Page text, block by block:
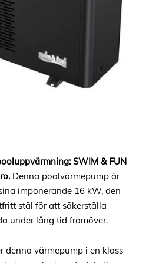
SWIM & FUN
Denna poolvärmepump är
imponerande 16 kW, den
stål för att säkerställa
under lång tid framöver.
denna värmepump i en klass